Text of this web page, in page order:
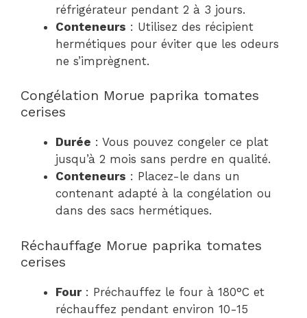
réfrigérateur pendant 2 à 3 jours.
Conteneurs : Utilisez des récipient
hermétiques pour éviter que les odeurs
ne s’imprègnent.
Congélation Morue paprika tomates
cerises
Durée : Vous pouvez congeler ce plat
jusqu’à 2 mois sans perdre en qualité.
Conteneurs : Placez-le dans un
contenant adapté à la congélation ou
dans des sacs hermétiques.
Réchauffage Morue paprika tomates
cerises
Four: Préchauffez le four à 180°C et
réchauffez pendant environ 10-15